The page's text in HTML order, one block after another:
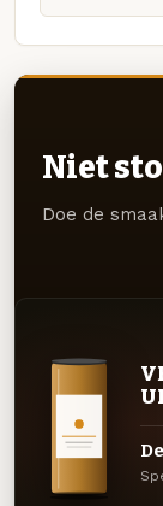
Niet
Doe de